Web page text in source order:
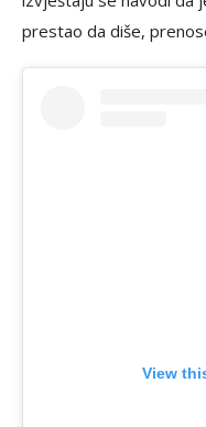
prestao da diše,
View